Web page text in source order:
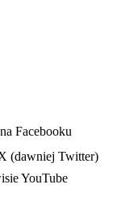
Facebooku
(dawniej Twitter)
YouTube